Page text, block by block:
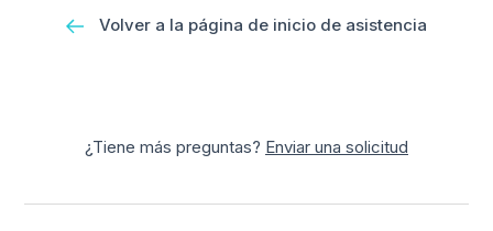
Volver a la página de inicio de asistencia
¿Tiene más preguntas? Enviar una solicitud